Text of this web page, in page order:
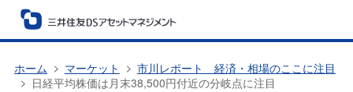
ホーム マーケット
市川レポート 経済・相場のここに注目
日経平均株価は月末38,500円付近の分岐点に注目